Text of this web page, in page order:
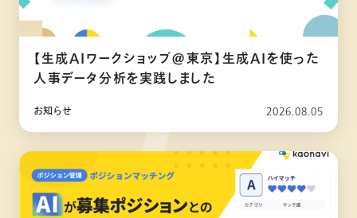
【生成AIワークショップ@東京】生成AIを使った
人事データ分析を実践しました
お知らせ 2026.08.05